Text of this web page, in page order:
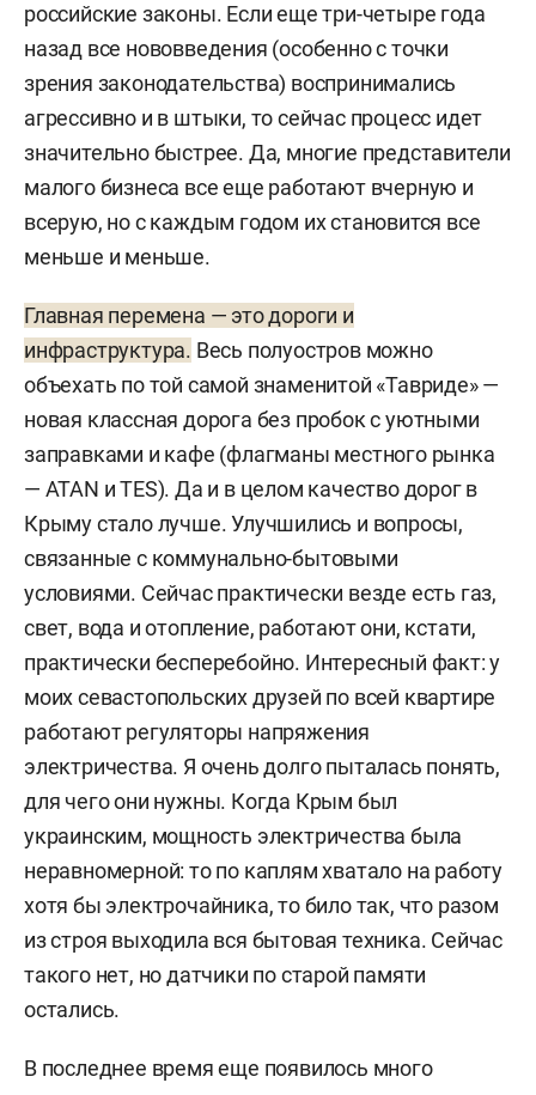
российские законы. Если еще три-четыре года
назад все нововведения (особенно с точки
зрения законодательства) воспринимались
агрессивно и в штыки, то сейчас процесс идет
значительно быстрее. Да, многие представители
малого бизнеса все еще работают вчерную и
всерую, но с каждым годом их становится все
меньше и меньше.
Главная перемена — это дороги и
инфраструктура. Весь полуостров можно
объехать по той самой знаменитой «Тавриде» —
новая классная дорога без пробок с уютными
заправками и кафе (флагманы местного рынка
— ATAN и TES). Да и в целом качество дорог в
Крыму стало лучше. Улучшились и вопросы,
связанные с коммунально-бытовыми
условиями. Сейчас практически везде есть газ,
свет, вода и отопление, работают они, кстати,
практически бесперебойно. Интересный факт: у
моих севастопольских друзей по всей квартире
работают регуляторы напряжения
электричества. Я очень долго пыталась понять,
для чего они нужны. Когда Крым был
украинским, мощность электричества была
неравномерной: то по каплям хватало на работу
хотя бы электрочайника, то било так, что разом
из строя выходила вся бытовая техника. Сейчас
такого нет, но датчики по старой памяти
остались.
В последнее время еще появилось много